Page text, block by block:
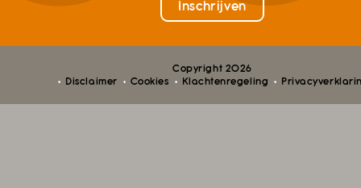
Copyright 2026
Disclaimer
Cookies Klachtenregeling